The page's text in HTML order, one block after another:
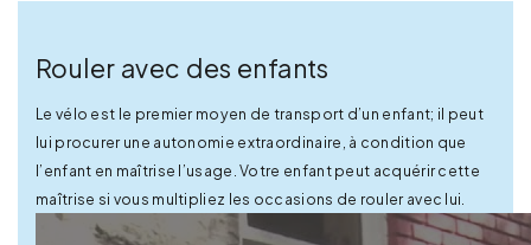
Rouler avec des enfants
Le vélo est le premier moyen de transport d’un enfant; il peut
lui procurer une autonomie extraordinaire, à condition que
l’enfant en maîtrise l’usage. Votre enfant peut acquérir cette
maîtrise si vous multipliez les occasions de rouler avec lui.